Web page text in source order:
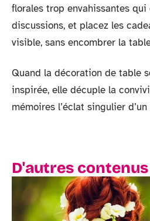
florales trop envahissantes qui
discussions, et placez les
visible, sans encombrer la
Quand la décoration de table
inspirée, elle décuple la
mémoires l’éclat singulier
D'autres